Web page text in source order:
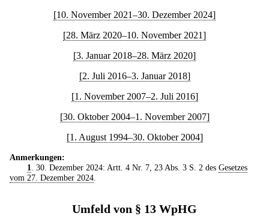
[10. November 2021–30. Dezember 2024]
[28. März 2020–10. November 2021]
[3. Januar 2018–28. März 2020]
[2. Juli 2016–3. Januar 2018]
[1. November 2007–2. Juli 2016]
[30. Oktober 2004–1. November 2007]
[1. August 1994–30. Oktober 2004]
Anmerkungen:
1
. 30. Dezember 2024: Artt. 4 Nr. 7, 23 Abs. 3 S. 2 des Gesetzes
vom 27. Dezember 2024
Umfeld von § 13 WpHG